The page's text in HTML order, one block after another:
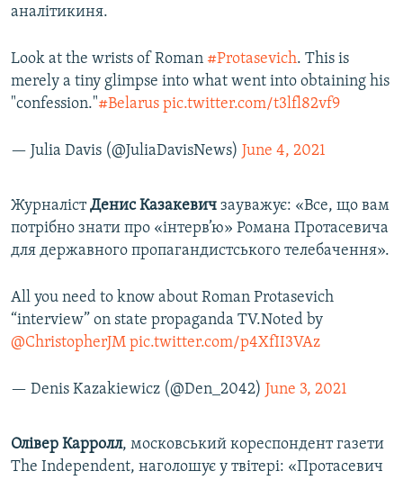
аналітикиня.
Look at the wrists of Roman #Protasevich. This is
merely a tiny glimpse into what went into obtaining his
"confession."#Belarus pic.twitter.com/t3lfl82vf9
— Julia Davis (@JuliaDavisNews) June 4, 2021
ЖурналістДенис Казакевич зауважує: «Все, що вам
потрібно знати про «інтерв’ю» Романа Протасевича
для державного пропагандистського телебачення».
All you need to know about Roman Protasevich
“interview” on state propaganda TV.Noted by
@ChristopherJM pic.twitter.com/p4XfII3VAz
— Denis Kazakiewicz (@Den_2042) June 3, 2021
Олівер Карролл, московський кореспондент газети
The Independent, наголошує у твітері: «Протасевич